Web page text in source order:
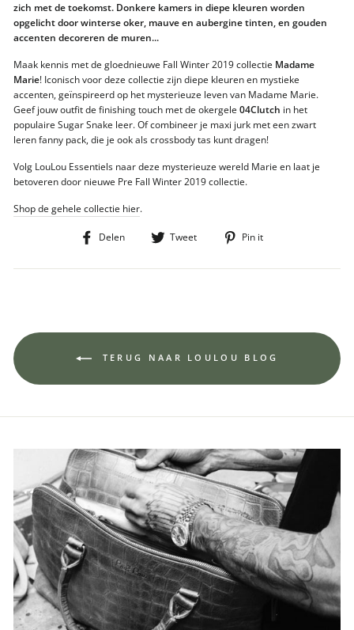
zich met de toekomst. Donkere kamers in diepe kleuren worden
opgelicht door winterse oker, mauve en aubergine tinten, en gouden
accenten decoreren de muren...
Maak kennis met de gloednieuwe Fall Winter 2019 collectie Madame
Marie! Iconisch voor deze collectie zijn diepe kleuren en mystieke
accenten, geïnspireerd op het mysterieuze leven van Madame Marie.
Geef jouw outfit de finishing touch met de okergele 04Clutch in het
populaire Sugar Snake leer. Of combineer je maxi jurk met een zwart
leren fanny pack, die je ook als crossbody tas kunt dragen!
Volg LouLou Essentiels naar deze mysterieuze wereld Marie en laat je
betoveren door nieuwe Pre Fall Winter 2019 collectie.
Shop de gehele collectie hier.
Delen
Deel
Facebook
Tweet
Tweet
Twitter
Pin it
Pinterest
TERUG NAAR LOULOU BLOG